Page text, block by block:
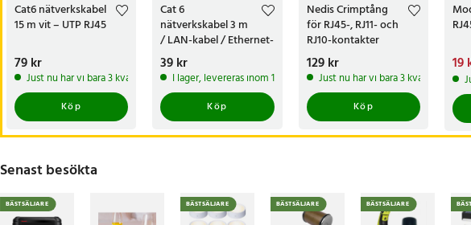
Cat6 nätverkskabel
15 m vit – UTP RJ45
Pris:79 kr
79 kr
Just nu har vi bara 3 kvar av denna produkt
Köp
Cat 6
nätverkskabel 3 m
/ LAN-kabel / Ethernet-
kabel / Gigabit
patchkabel
Pris:39 kr
39 kr
I lager, levereras inom 1-2 vardagar
Köp
Nedis Crimptång
för RJ45-, RJ11- och
RJ10-kontakter
Pris :129 kr
129 kr
Just nu har vi bara 3 kvar av
Köp
19
19
Senast besökta
BÄSTSÄLJARE BÄSTSÄLJARE BÄSTSÄLJARE BÄSTSÄLJARE